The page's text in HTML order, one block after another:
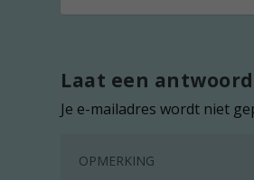
Laat een
Je e-mailadres wordt niet